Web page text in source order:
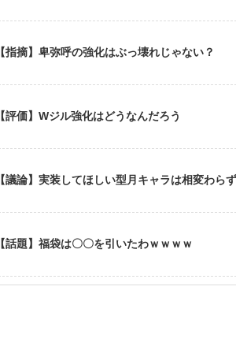
【指摘】卑弥呼の強化はぶっ壊れじゃない？
【評価】Wジル強化はどうなんだろう
【議論】実装してほしい型月キャラは相変わら
【話題】福袋は〇〇を引いたわｗｗｗｗ